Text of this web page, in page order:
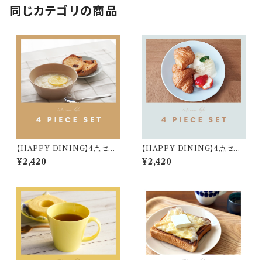
同じカテゴリの商品
【HAPPY DINING】4点セット
(ベージュ)【YMK120】 YMK1
24-6
¥2,420
【HAPPY DINING】4点セット
(ブルー)【YMK120】 YMK123
-6
¥2,420